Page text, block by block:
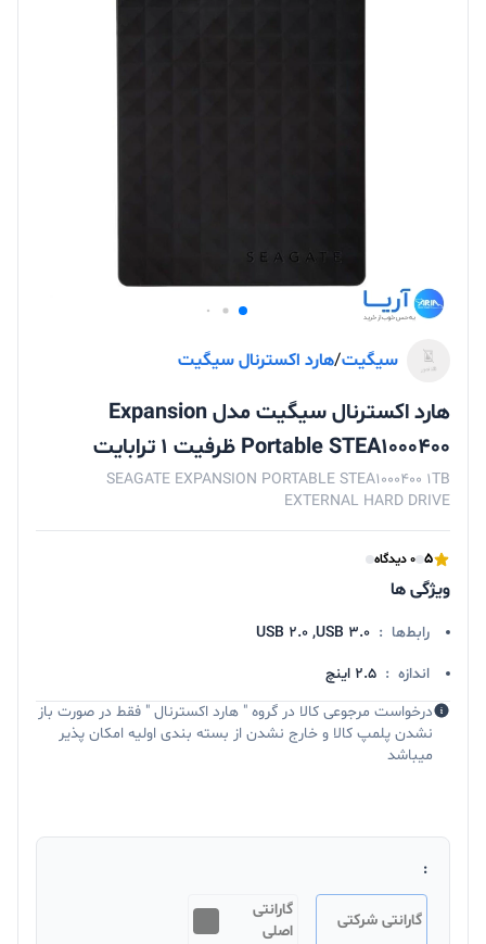
سیگیت/هارد اکسترنال سیگیت
هارد اکسترنال سیگیت مدل Expansion
Portable STEA1000400 ظرفیت 1 ترابایت
SEAGATE EXPANSION PORTABLE STEA1000400 1TB
EXTERNAL HARD DRIVE
5 0 دیدگاه
ویژگی ها
رابط‌ها :
USB 2.0 ,USB 3.0
اندازه : 2.5 اینچ
درخواست مرجوعی کالا در گروه " هارد اکسترنال " فقط در صورت باز
نشدن پلمپ کالا و خارج نشدن از بسته بندی اولیه امکان پذیر
میباشد
:
گارانتی شرکتی
گارانتی
اصلی